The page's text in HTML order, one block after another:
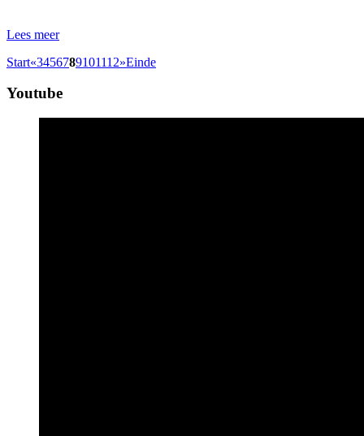
Lees meer
Start«3456789101112»Einde
Youtube